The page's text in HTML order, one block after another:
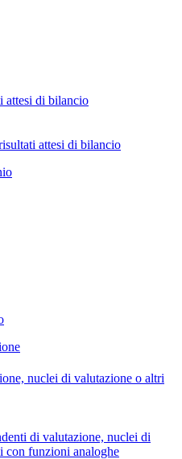
attesi di bilancio
attesi di bilancio
nuclei di valutazione o altri
di valutazione, nuclei di
con funzioni analoghe